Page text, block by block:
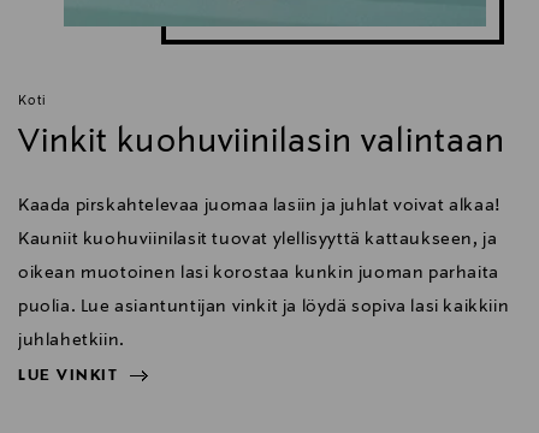
Koti
Vinkit kuohuviinilasin valintaan
Kaada pirskahtelevaa juomaa lasiin ja juhlat voivat alkaa!
Kauniit kuohuviinilasit tuovat ylellisyyttä kattaukseen, ja
oikean muotoinen lasi korostaa kunkin juoman parhaita
puolia. Lue asiantuntijan vinkit ja löydä sopiva lasi kaikkiin
juhlahetkiin.
LUE VINKIT